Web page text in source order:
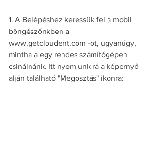
1. A Belépéshez keressük fel a mobil
böngészőnkben a
www.getcloudent.com -ot, ugyanúgy,
mintha a egy rendes számítógépen
csinálnánk. Itt nyomjunk rá a képernyő
alján található "Megosztás" ikonra: